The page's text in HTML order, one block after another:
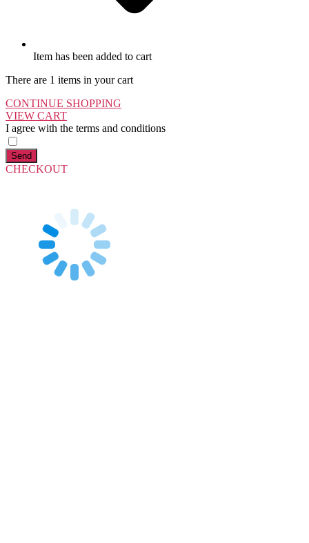
Item has been added to cart
There are 1 items in your cart
CONTINUE SHOPPING
VIEW CART
I agree with the terms and conditions
Send
CHECKOUT